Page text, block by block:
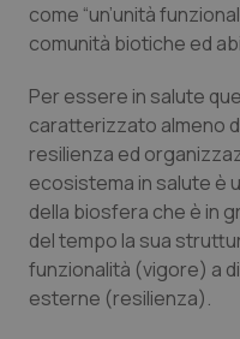
come “un’unità
comunità biotiche ed
Per essere in salute
caratterizzato almeno
resilienza ed
ecosistema in salute è
della biosfera che è in
del tempo la sua
funzionalità (vigore) a
esterne (resilienza).